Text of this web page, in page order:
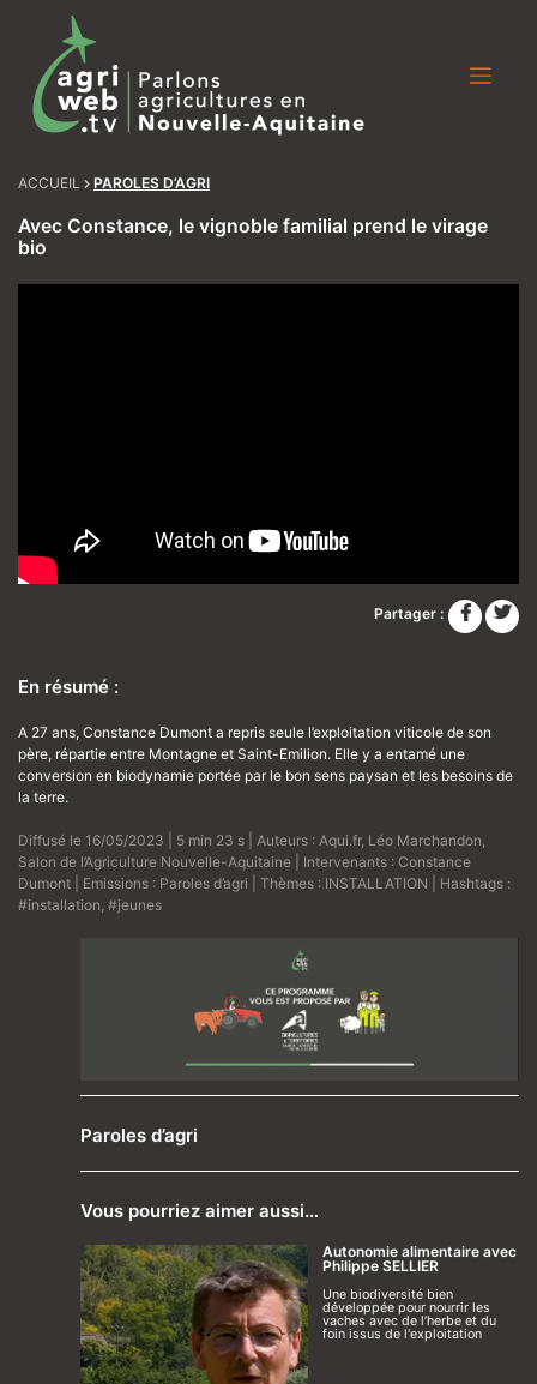
ACCUEIL PAROLES D’AGRI
Avec Constance, le vignoble familial prend le virage
bio
Partager :
En résumé :
A 27 ans, Constance Dumont a repris seule l’exploitation viticole de son
père, répartie entre Montagne et Saint-Emilion. Elle y a entamé une
conversion en biodynamie portée par le bon sens paysan et les besoins de
la terre.
Diffusé le 16/05/2023 | 5 min 23 s | Auteurs : Aqui.fr, Léo Marchandon
Salon de l’Agriculture Nouvelle-Aquitaine | Intervenants : Constance
Dumont | Emissions : Paroles d’agri | Thèmes : INSTALLATION | Hashtags :
#installation #jeunes
Paroles d’agri
Vous pourriez aimer aussi…
Autonomie alimentaire avec
Philippe SELLIER
Une biodiversité bien
développée pour nourrir les
vaches avec de l’herbe et du
foin issus de l'exploitation